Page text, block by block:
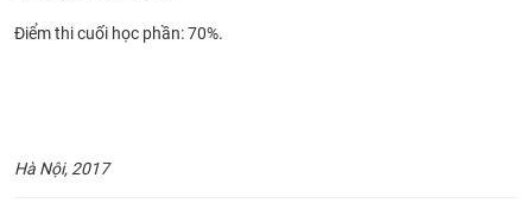
Điểm thi cuối học phần: 70%.
Hà Nội, 2017